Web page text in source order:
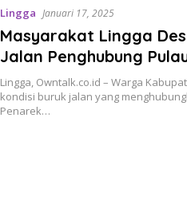
Lingga Januari 17, 2025
Masyarakat Lingga
Jalan Penghubung
Pulau Singkep
Lingga, Owntalk.co.id – Warga
kondisi buruk jalan yang
Penarek…